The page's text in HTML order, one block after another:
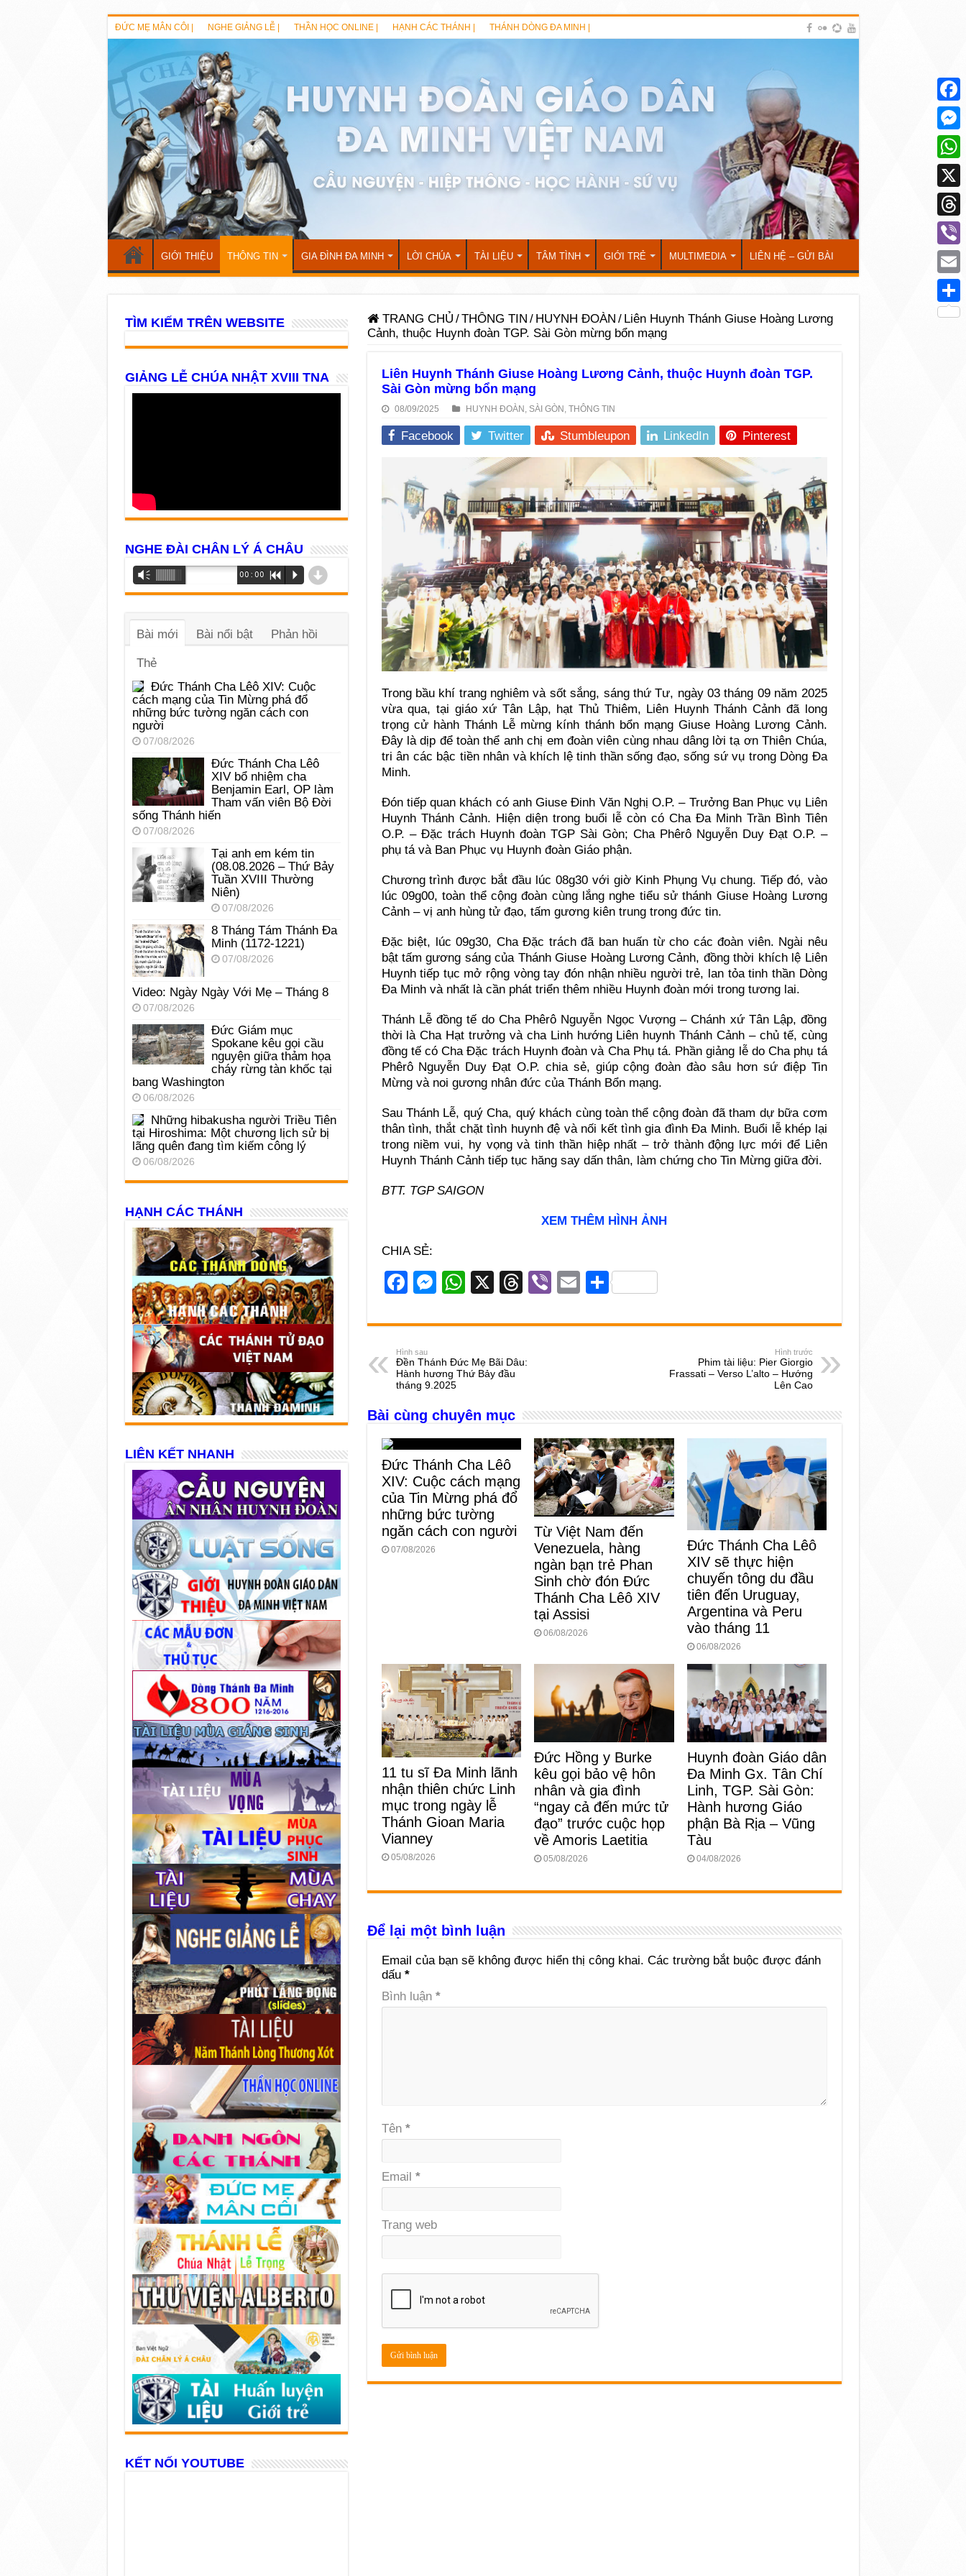
ĐỨC MẸ MÂN CÔI | NGHE GIẢNG LỄ | THẦN HỌC ONLINE | HẠNH CÁC THÁNH | THÁNH DÒNG ĐA MINH |
GIỚI THIỆU THÔNG TIN GIA ĐÌNH ĐA MINH LỜI CHÚA TÀI LIỆU TÂM TÌNH GIỚI TRẺ MULTIMEDIA LIÊN HỆ – GỬI BÀI
TRANG CHỦ /THÔNG TIN / HUYNH ĐOÀN / Liên Huynh Thánh Giuse Hoàng Lương
Cảnh, thuộc Huynh đoàn TGP. Sài Gòn mừng bổn mạng
Liên Huynh Thánh Giuse Hoàng Lương Cảnh, thuộc Huynh đoàn TGP.
Sài Gòn mừng bổn mạng
08/09/2025 HUYNH ĐOÀN , SÀI GÒN , THÔNG TIN
Facebook Twitter Stumbleupon LinkedIn Pinterest
Trong bầu khí trang nghiêm và sốt sắng, sáng thứ Tư, ngày 03 tháng 09 năm 2025
vừa qua, tại giáo xứ Tân Lập, hạt Thủ Thiêm, Liên Huynh Thánh Cảnh đã long
trọng cử hành Thánh Lễ mừng kính thánh bổn mạng Giuse Hoàng Lương Cảnh.
Đây là dịp để toàn thể anh chị em đoàn viên cùng nhau dâng lời tạ ơn Thiên Chúa,
tri ân các bậc tiền nhân và khích lệ tinh thần sống đạo, sống sứ vụ trong Dòng Đa
Minh.
Đón tiếp quan khách có anh Giuse Đinh Văn Nghị O.P. – Trưởng Ban Phục vụ Liên
Huynh Thánh Cảnh. Hiện diện trong buổi lễ còn có Cha Đa Minh Trần Bình Tiên
O.P. – Đặc trách Huynh đoàn TGP Sài Gòn; Cha Phêrô Nguyễn Duy Đạt O.P. –
phụ tá và Ban Phục vụ Huynh đoàn Giáo phận.
Chương trình được bắt đầu lúc 08g30 với giờ Kinh Phụng Vụ chung. Tiếp đó, vào
lúc 09g00, toàn thể cộng đoàn cùng lắng nghe tiểu sử thánh Giuse Hoàng Lương
Cảnh – vị anh hùng tử đạo, tấm gương kiên trung trong đức tin.
Đặc biệt, lúc 09g30, Cha Đặc trách đã ban huấn từ cho các đoàn viên. Ngài nêu
bật tấm gương sáng của Thánh Giuse Hoàng Lương Cảnh, đồng thời khích lệ Liên
Huynh tiếp tục mở rộng vòng tay đón nhận nhiều người trẻ, lan tỏa tinh thần Dòng
Đa Minh và nhất là cần phát triển thêm nhiều Huynh đoàn mới trong tương lai.
Thánh Lễ đồng tế do Cha Phêrô Nguyễn Ngọc Vượng – Chánh xứ Tân Lập, đồng
thời là Cha Hạt trưởng và cha Linh hướng Liên huynh Thánh Cảnh – chủ tế, cùng
đồng tế có Cha Đặc trách Huynh đoàn và Cha Phụ tá. Phần giảng lễ do Cha phụ tá
Phêrô Nguyễn Duy Đạt O.P. chia sẻ, giúp cộng đoàn đào sâu hơn sứ điệp Tin
Mừng và noi gương nhân đức của Thánh Bổn mạng.
Sau Thánh Lễ, quý Cha, quý khách cùng toàn thể cộng đoàn đã tham dự bữa cơm
thân tình, thắt chặt tình huynh đệ và nối kết tình gia đình Đa Minh. Buổi lễ khép lại
trong niềm vui, hy vọng và tinh thần hiệp nhất – trở thành động lực mới để Liên
Huynh Thánh Cảnh tiếp tục hăng say dấn thân, làm chứng cho Tin Mừng giữa đời.
BTT. TGP SAIGON
XEM THÊM HÌNH ẢNH
CHIA SẺ:
F
c
e
b
o
o
k
M
ss
n
g
er
W
at
A
p
X
T
e
d
Vi
er
E
ail
S
ar
Hình sau
Đền Thánh Đức Mẹ Bãi Dâu:
Hành hương Thứ Bảy đầu
tháng 9.2025
Hình trước
Phim tài liệu: Pier Giorgio
Frassati – Verso L’alto – Hướng
Lên Cao
Bài cùng chuyên mục
Đức Thánh Cha Lêô
XIV: Cuộc cách mạng
của Tin Mừng phá đổ
những bức tường
ngăn cách con người
07/08/2026
Từ Việt Nam đến
Venezuela, hàng
ngàn bạn trẻ Phan
Sinh chờ đón Đức
Thánh Cha Lêô XIV
tại Assisi
06/08/2026
Đức Thánh Cha Lêô
XIV sẽ thực hiện
chuyến tông du đầu
tiên đến Uruguay,
Argentina và Peru
vào tháng 11
06/08/2026
11 tu sĩ Đa Minh lãnh
nhận thiên chức Linh
mục trong ngày lễ
Thánh Gioan Maria
Vianney
05/08/2026
Đức Hồng y Burke
kêu gọi bảo vệ hôn
nhân và gia đình
“ngay cả đến mức tử
đạo” trước cuộc họp
về Amoris Laetitia
05/08/2026
Huynh đoàn Giáo dân
Đa Minh Gx. Tân Chí
Linh, TGP. Sài Gòn:
Hành hương Giáo
phận Bà Rịa – Vũng
Tàu
04/08/2026
Để lại một bình luận
Email của bạn sẽ không được hiển thị công khai. Các trường bắt buộc được đánh
dấu *
Bình luận *
Tên *
Email *
Trang web
TÌM KIẾM TRÊN WEBSITE
GIẢNG LỄ CHÚA NHẬT XVIII TNA
NGHE ĐÀI CHÂN LÝ Á CHÂU
Trình
phát
âm
Vm 00:00 R P d
Bài mới Bài nổi bật Phản hồi
Thẻ
Đức Thánh Cha Lêô XIV: Cuộc
cách mạng của Tin Mừng phá đổ
những bức tường ngăn cách con
người
07/08/2026
Đức Thánh Cha Lêô
XIV bổ nhiệm cha
Benjamin Earl, OP làm
Tham vấn viên Bộ Đời
sống Thánh hiến
07/08/2026
Tại anh em kém tin
(08.08.2026 – Thứ Bảy
Tuần XVIII Thường
Niên)
07/08/2026
8 Tháng Tám Thánh Ða
Minh (1172-1221)
07/08/2026
Video: Ngày Ngày Với Mẹ – Tháng 8
07/08/2026
Đức Giám mục
Spokane kêu gọi cầu
nguyện giữa thảm họa
cháy rừng tàn khốc tại
bang Washington
06/08/2026
Những hibakusha người Triều Tiên
tại Hiroshima: Một chương lịch sử bị
lãng quên đang tìm kiếm công lý
06/08/2026
HẠNH CÁC THÁNH
LIÊN KẾT NHANH
KẾT NỐI YOUTUBE
X
Viber